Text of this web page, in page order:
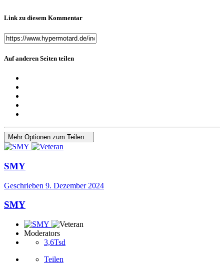
Link zu diesem Kommentar
Auf anderen Seiten teilen
Mehr Optionen zum Teilen...
SMY
Geschrieben 9. Dezember 2024
SMY
Moderators
3,6Tsd
Teilen